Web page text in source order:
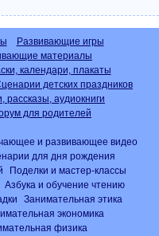
Развивающие игры
материалы
календари, плакаты
детских праздников
рассказы, аудиокниги
для родителей
и развивающее видео
для дня рождения
Поделки и мастер-классы
Азбука и обучение чтению
Занимательная этика
экономика
физика